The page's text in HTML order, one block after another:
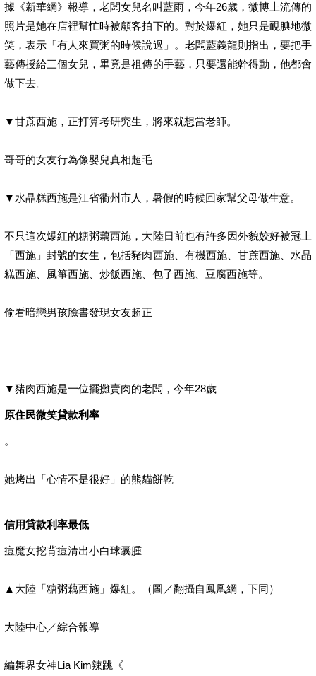
據《新華網》報導，老闆女兒名叫藍雨，今年26歲，微博上流傳的
照片是她在店裡幫忙時被顧客拍下的。對於爆紅，她只是靦腆地微
笑，表示「有人來買粥的時候說過」。老闆藍義龍則指出，要把手
藝傳授給三個女兒，畢竟是祖傳的手藝，只要還能幹得動，他都會
做下去。
▼甘蔗西施，正打算考研究生，將來就想當老師。
哥哥的女友行為像嬰兒真相超毛
▼水晶糕西施是江省衢州市人，暑假的時候回家幫父母做生意。
不只這次爆紅的糖粥藕西施，大陸日前也有許多因外貌姣好被冠上
「西施」封號的女生，包括豬肉西施、有機西施、甘蔗西施、水晶
糕西施、風箏西施、炒飯西施、包子西施、豆腐西施等。
偷看暗戀男孩臉書發現女友超正
▼豬肉西施是一位擺攤賣肉的老闆，今年28歲
原住民微笑貸款利率
。
她烤出「心情不是很好」的熊貓餅乾
信用貸款利率最低
痘魔女挖背痘清出小白球囊腫
▲大陸「糖粥藕西施」爆紅。（圖／翻攝自鳳凰網，下同）
大陸中心／綜合報導
編舞界女神Lia Kim辣跳《